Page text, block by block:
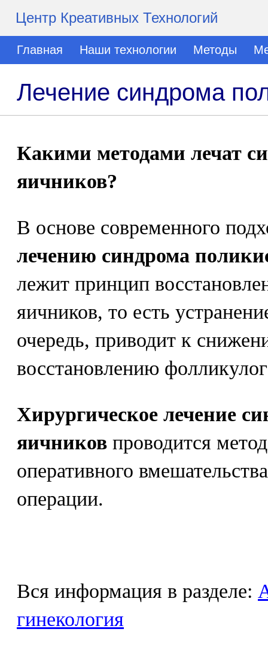
Центр Креативных Технологий
Главная Наши технологии Методы
Лечение синдрома
Какими методами лечат
яичников?
В основе современного
лечению синдрома
лежит принцип
яичников, то есть
очередь, приводит к
восстановлению
Хирургическое лечение
яичников проводится
оперативного
операции.
Вся информация в разделе:
гинекология